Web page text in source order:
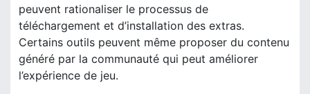
peuvent rationaliser le processus de
téléchargement et d’installation des extras.
Certains outils peuvent même proposer du contenu
généré par la communauté qui peut améliorer
l’expérience de jeu.